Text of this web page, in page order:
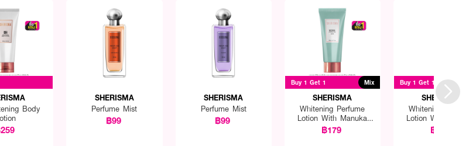
Body
SHERISMA
Perfume Mist
฿99
SHERISMA
Perfume Mist
฿99
Buy 1 Get 1 Mix
SHERISMA
Whitening Perfume
Lotion With Manuka
Honey
฿179
Buy 1 Get 1
SHERISMA
Whitening Perfume
Lotion With Manuka
Honey
฿179